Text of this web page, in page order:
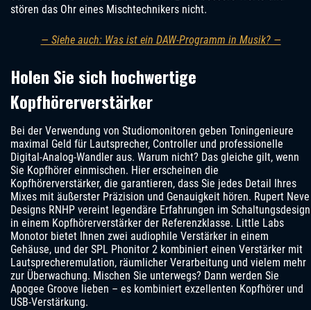
stören das Ohr eines Mischtechnikers nicht.
— Siehe auch: Was ist ein DAW-Programm in Musik? —
Holen Sie sich hochwertige
Kopfhörerverstärker
Bei der Verwendung von Studiomonitoren geben Toningenieure
maximal Geld für Lautsprecher, Controller und professionelle
Digital-Analog-Wandler aus. Warum nicht? Das gleiche gilt, wenn
Sie Kopfhörer einmischen. Hier erscheinen die
Kopfhörerverstärker, die garantieren, dass Sie jedes Detail Ihres
Mixes mit äußerster Präzision und Genauigkeit hören. Rupert Neve
Designs RNHP vereint legendäre Erfahrungen im Schaltungsdesign
in einem Kopfhörerverstärker der Referenzklasse. Little Labs
Monotor bietet Ihnen zwei audiophile Verstärker in einem
Gehäuse, und der SPL Phonitor 2 kombiniert einen Verstärker mit
Lautsprecheremulation, räumlicher Verarbeitung und vielem mehr
zur Überwachung. Mischen Sie unterwegs? Dann werden Sie
Apogee Groove lieben – es kombiniert exzellenten Kopfhörer und
USB-Verstärkung.